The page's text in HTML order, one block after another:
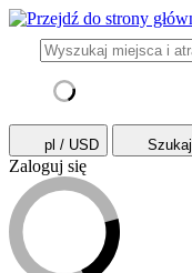
pl / USD Szukaj
Zaloguj się